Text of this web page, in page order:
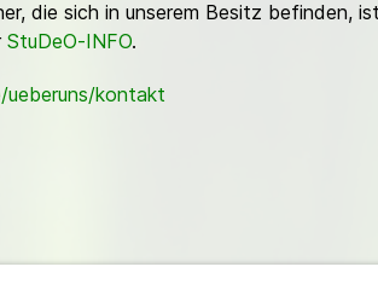
die sich in unserem Besitz befinden,
StuDeO-INFO.
kontakt